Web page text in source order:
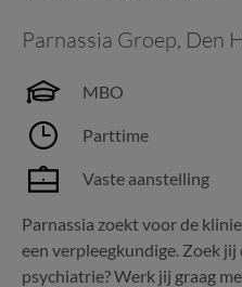
Parnassia Groep, Den
MBO
Parttime
Vaste aanstelling
Parnassia zoekt voor de
een verpleegkundige. Zoek
psychiatrie? Werk jij graag